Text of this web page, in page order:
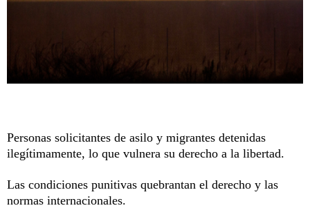
Personas solicitantes de asilo y migrantes detenidas
ilegítimamente, lo que vulnera su derecho a la libertad.
Las condiciones punitivas quebrantan el derecho y las
normas internacionales.